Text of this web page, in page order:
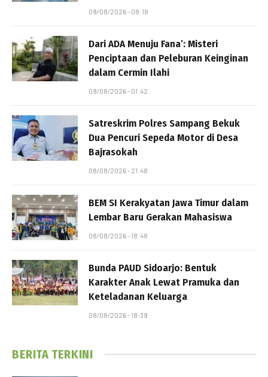
09/08/2026 - 08:18
Dari ADA Menuju Fana’: Misteri
Penciptaan dan Peleburan Keinginan
dalam Cermin Ilahi
09/08/2026 - 01:42
Satreskrim Polres Sampang Bekuk
Dua Pencuri Sepeda Motor di Desa
Bajrasokah
08/08/2026 - 21:48
BEM SI Kerakyatan Jawa Timur dalam
Lembar Baru Gerakan Mahasiswa
08/08/2026 - 18:48
Bunda PAUD Sidoarjo: Bentuk
Karakter Anak Lewat Pramuka dan
Keteladanan Keluarga
08/08/2026 - 18:39
BERITA TERKINI